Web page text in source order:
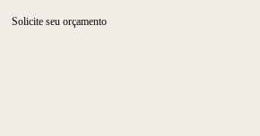
Solicite seu orçamento